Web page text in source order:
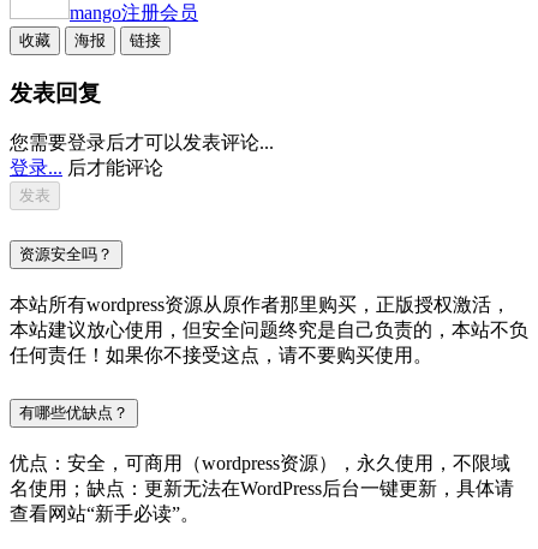
mango注册会员
收藏 海报 链接
发表回复
您需要登录后才可以发表评论...
登录... 后才能评论
资源安全吗？
本站所有wordpress资源从原作者那里购买，正版授权激活，
本站建议放心使用，但安全问题终究是自己负责的，本站不负
任何责任！如果你不接受这点，请不要购买使用。
有哪些优缺点？
优点：安全，可商用（wordpress资源），永久使用，不限域
名使用；缺点：更新无法在WordPress后台一键更新，具体请
查看网站“新手必读”。